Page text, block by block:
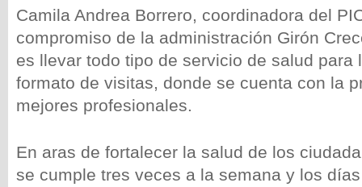
Camila Andrea Borrero, coordinadora del
compromiso de la administración Girón
es llevar todo tipo de servicio de salud para
formato de visitas, donde se cuenta con la
mejores profesionales.
En aras de fortalecer la salud de los
se cumple tres veces a la semana y los